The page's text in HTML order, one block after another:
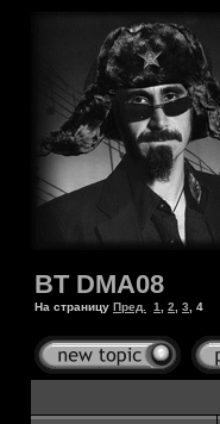
BT DMA08
На страницу Пред. 1 2 3 4